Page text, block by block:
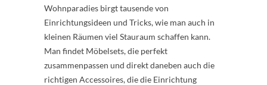
Wohnparadies birgt tausende von
Einrichtungsideen und Tricks, wie man auch in
kleinen Räumen viel Stauraum schaffen kann.
Man findet Möbelsets, die perfekt
zusammenpassen und direkt daneben auch die
richtigen Accessoires, die die Einrichtung